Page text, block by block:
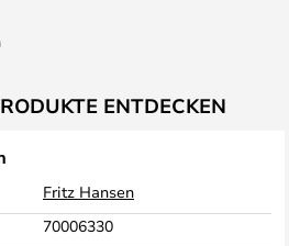
ENTDECKEN
Fritz Hansen
70006330